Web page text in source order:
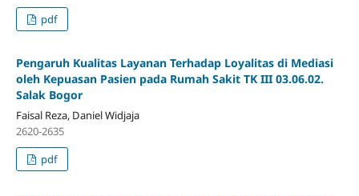
pdf
Pengaruh Kualitas Layanan Terhadap Loyalitas di Mediasi
oleh Kepuasan Pasien pada Rumah Sakit TK III 03.06.02.
Salak Bogor
Faisal Reza, Daniel Widjaja
2620-2635
pdf